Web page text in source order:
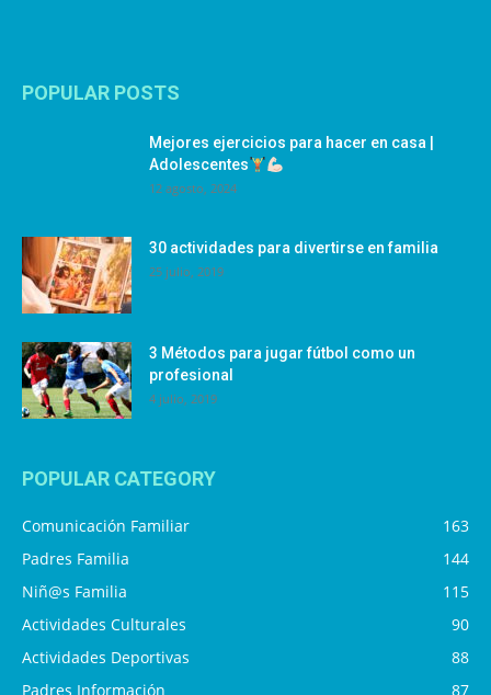
POPULAR POSTS
Mejores ejercicios para hacer en casa |
Adolescentes
12 agosto, 2024
30 actividades para divertirse en familia
25 julio, 2019
3 Métodos para jugar fútbol como un
profesional
4 julio, 2019
POPULAR CATEGORY
Comunicación Familiar
163
Padres Familia
144
Niñ@s Familia
115
Actividades Culturales
90
Actividades Deportivas
88
Padres Información
87